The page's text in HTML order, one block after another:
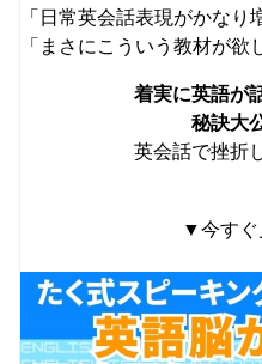
「日常英会話表現がかなり
「まさにこういう教材が欲
着実に英語が
秘訣大
英会話で挫折
▼今す